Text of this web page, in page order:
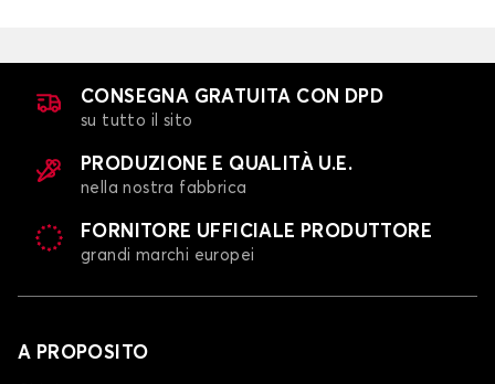
CONSEGNA GRATUITA CON DPD
su tutto il sito
PRODUZIONE E QUALITÀ U.E.
nella nostra fabbrica
FORNITORE UFFICIALE PRODUTTORE
grandi marchi europei
A PROPOSITO